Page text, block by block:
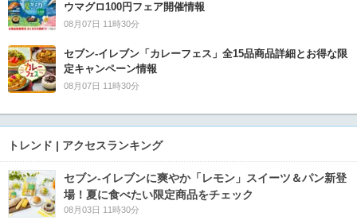
ウマグロ100円フェア開催情報
08月07日 11時30分
セブン‐イレブン「カレーフェス」全15品商品詳細とお得な限
定キャンペーン情報
08月07日 11時30分
トレンド | アクセスランキング
セブン‐イレブンに爽やか「レモン」スイーツ＆パン新登
場！夏に食べたい限定商品をチェック
08月03日 11時30分